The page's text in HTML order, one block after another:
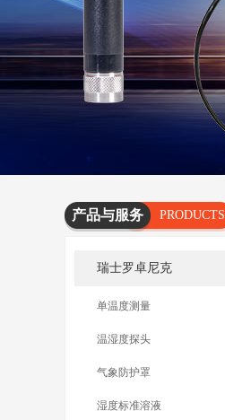
产品与服务
PRODUCTS
SERVICES
瑞士罗卓尼克
单温度测量
温湿度探头
气象防护罩
湿度标准溶液